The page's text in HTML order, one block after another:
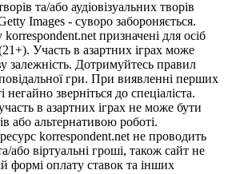
та/або аудіовізуальних творів
Images - суворо забороняється.
призначені для осіб
Участь в азартних іграх може
залежність. Дотримуйтесь правил
гри. При виявленні перших
негайно зверніться до спеціаліста.
в азартних іграх не може бути
або альтернативою роботі.
korrespondent.net не проводить
або віртуальні гроші, також сайт не
формі оплату ставок та інших